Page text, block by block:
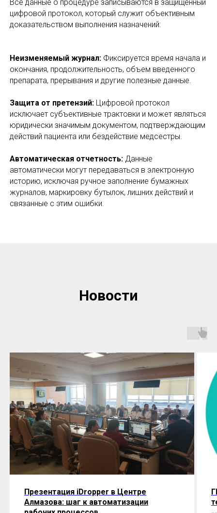
Все данные о процедуре записываются в защищенный
цифровой протокол, который служит объективным
доказательством выполнения назначений:
Неизменяемый журнал: Фиксируется время начала и
окончания, продолжительность, объем введенного
препарата, прерывания и другие полезные данные.
Защита от претензий: Цифровой протокол
исключает субъективные трактовки и может являться
юридически значимым документом, подтверждающим
действий пациента или бездействие медсестры.
Автоматическая отчетность: Данные
автоматически могут передаваться в электронную
историю, исключая ручное заполнение бумажных
журналов, маркировку бутылок, лишних действий и
связанные с этим ошибки.
Новости
Презентация iDropper в Центре
Алмазова: шаг к автоматизации